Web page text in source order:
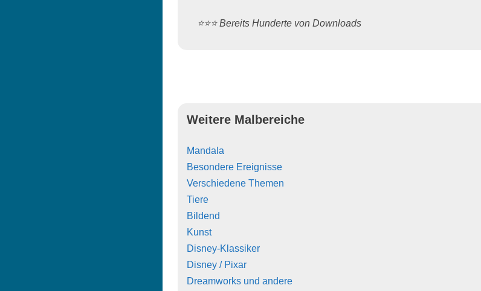
⭐️⭐️⭐️ Bereits Hunderte von Downloads
Weitere Malbereiche
Mandala
Besondere Ereignisse
Verschiedene Themen
Tiere
Bildend
Kunst
Disney-Klassiker
Disney / Pixar
Dreamworks und andere